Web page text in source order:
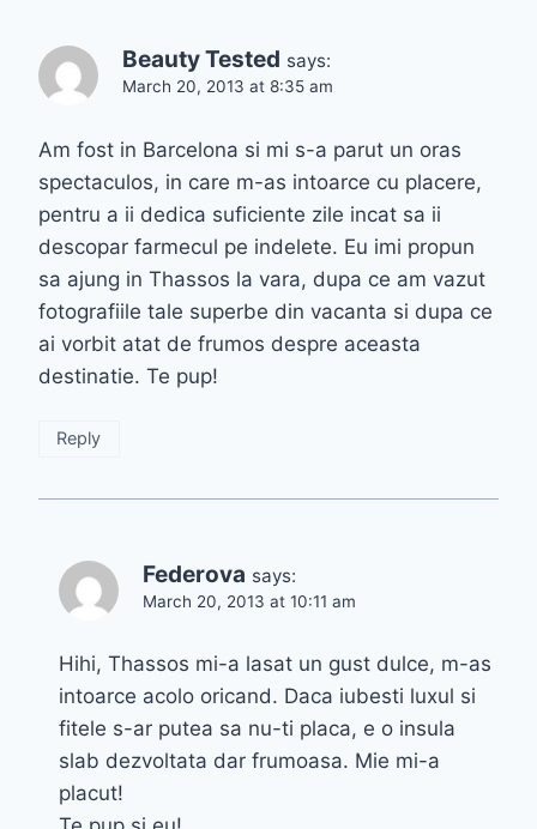
Beauty Tested says:
March 20, 2013 at 8:35 am
Am fost in Barcelona si mi s-a parut un oras
spectaculos, in care m-as intoarce cu placere,
pentru a ii dedica suficiente zile incat sa ii
descopar farmecul pe indelete. Eu imi propun
sa ajung in Thassos la vara, dupa ce am vazut
fotografiile tale superbe din vacanta si dupa ce
ai vorbit atat de frumos despre aceasta
destinatie. Te pup!
Reply
Federova says:
March 20, 2013 at 10:11 am
Hihi, Thassos mi-a lasat un gust dulce, m-as
intoarce acolo oricand. Daca iubesti luxul si
fitele s-ar putea sa nu-ti placa, e o insula
slab dezvoltata dar frumoasa. Mie mi-a
placut!